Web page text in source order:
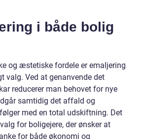
i både bolig
og æstetiske fordele er emaljering
valg. Ved at genanvende det
reducerer man behovet for nye
samtidig det affald og
med en total udskiftning. Det
for boligejere, der ønsker at
for både økonomi og